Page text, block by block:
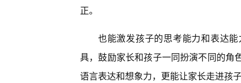
正。
也能激发孩子的思考能力和表达
具，鼓励家长和孩子一同扮演不同的角
语言表达和想象力，更能让家长走进孩